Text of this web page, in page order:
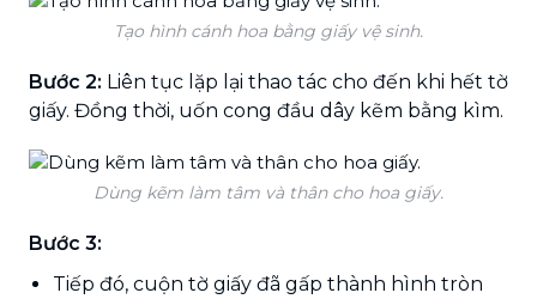
Tạo hình cánh hoa bằng giấy vệ sinh.
Bước 2: Liên tục lặp lại thao tác cho đến khi hết tờ
giấy. Đồng thời, uốn cong đầu dây kẽm bằng kìm.
Dùng kẽm làm tâm và thân cho hoa giấy.
Bước 3:
Tiếp đó, cuộn tờ giấy đã gấp thành hình tròn